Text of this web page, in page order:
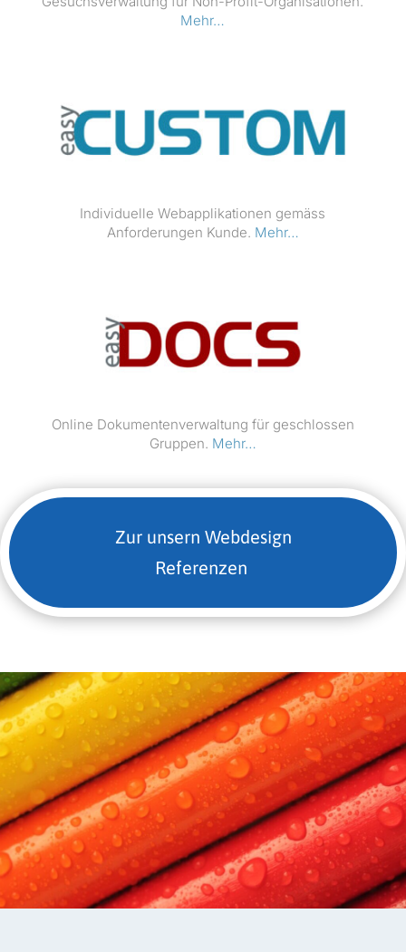
Mehr…
Indi­vidu­elle Webap­p­lika­tio­nen gemäss
Anforderun­gen Kunde. Mehr…
Online Doku­menten­ver­wal­tung für geschlossen
Grup­pen. Mehr…
Zur unsern Web­de­sign
Referenzen